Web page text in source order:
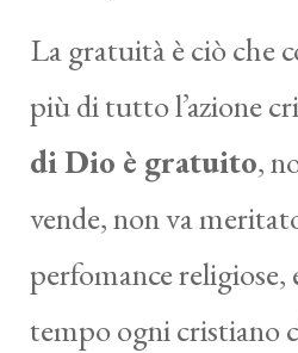
La gratuità è ciò che
più di tutto l’azione
di Dio è gratuito,
vende, non va
perfomance religiose,
tempo ogni cristiano